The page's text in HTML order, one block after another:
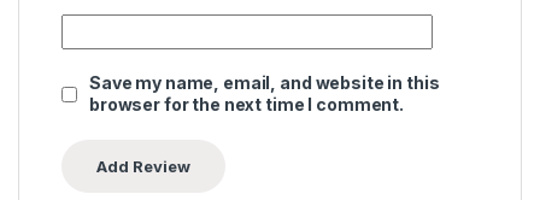
Save my name, email, and website in this
browser for the next time I comment.